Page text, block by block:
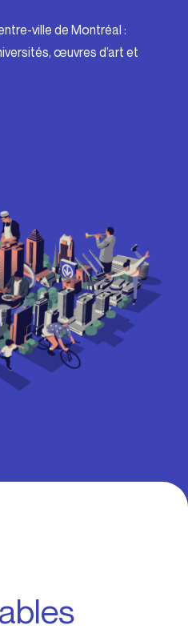
ville de Montréal :
œuvres d’art et